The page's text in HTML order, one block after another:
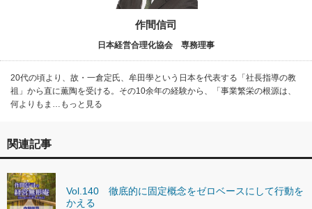
作間信司
日本経営合理化協会 専務理事
20代の頃より、故・一倉定氏、牟田學という日本を代表する「社長指導の教
祖」から直に薫陶を受ける。その10余年の経験から、「事業繁栄の根源は、
何よりもま…もっと見る
関連記事
Vol.140 徹底的に固定概念をゼロベースにして行動を
かえる